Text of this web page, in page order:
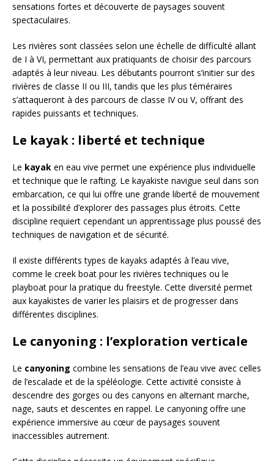
sensations fortes et découverte de paysages souvent
spectaculaires.
Les rivières sont classées selon une échelle de difficulté allant
de I à VI, permettant aux pratiquants de choisir des parcours
adaptés à leur niveau. Les débutants pourront s’initier sur des
rivières de classe II ou III, tandis que les plus téméraires
s’attaqueront à des parcours de classe IV ou V, offrant des
rapides puissants et techniques.
Le kayak : liberté et technique
Le kayak en eau vive permet une expérience plus individuelle
et technique que le rafting. Le kayakiste navigue seul dans son
embarcation, ce qui lui offre une grande liberté de mouvement
et la possibilité d’explorer des passages plus étroits. Cette
discipline requiert cependant un apprentissage plus poussé des
techniques de navigation et de sécurité.
Il existe différents types de kayaks adaptés à l’eau vive,
comme le creek boat pour les rivières techniques ou le
playboat pour la pratique du freestyle. Cette diversité permet
aux kayakistes de varier les plaisirs et de progresser dans
différentes disciplines.
Le canyoning : l’exploration verticale
Le canyoning combine les sensations de l’eau vive avec celles
de l’escalade et de la spéléologie. Cette activité consiste à
descendre des gorges ou des canyons en alternant marche,
nage, sauts et descentes en rappel. Le canyoning offre une
expérience immersive au cœur de paysages souvent
inaccessibles autrement.